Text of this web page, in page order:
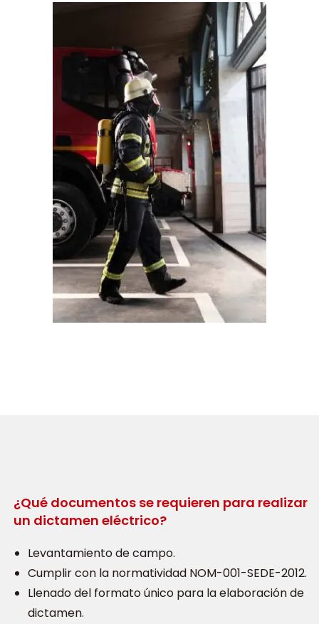
¿Qué documentos se requieren para realizar
un dictamen eléctrico?
Levantamiento de campo.
Cumplir con la normatividad NOM-001-SEDE-2012.
Llenado del formato único para la elaboración de
dictamen.